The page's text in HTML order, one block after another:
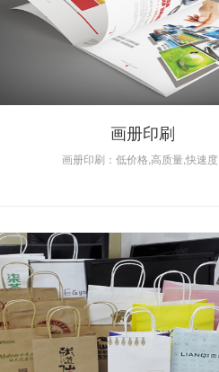
画册印刷
画册印刷：低价格,高质量,快速度